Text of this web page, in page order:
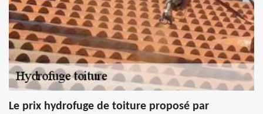
Le prix hydrofuge de toiture proposé par